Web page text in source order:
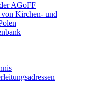
AGoFF
Kirchen- und